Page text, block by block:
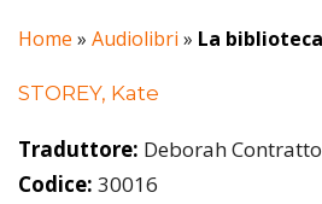
Home » Audiolibri » La
STOREY, Kate
Traduttore: Deborah Contratto
Codice: 30016